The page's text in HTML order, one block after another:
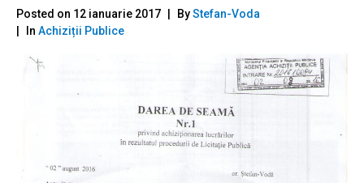
Posted on 12 ianuarie 2017 ByStefan-Voda
In Achiziții Publice